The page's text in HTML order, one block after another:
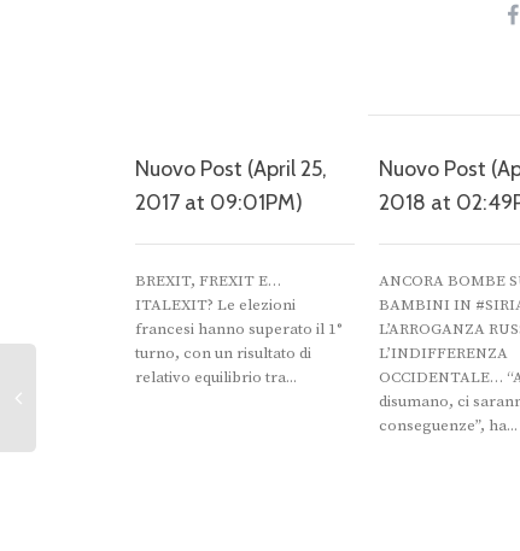
Nuovo Post (April 25,
2017 at 09:01PM)
BREXIT, FREXIT E…
ITALEXIT? ‎Le elezioni
francesi hanno superato il 1°
turno, con un risultato di
relativo equilibrio tra...
Nuovo Post
2018 at
ANCORA BOMBE
BAMBINI IN
L’ARROGANZA
L’INDIFFERENZA
OCCIDENTALE…
disumano, ci
conseguenze”, ha...